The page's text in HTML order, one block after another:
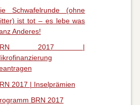
Schwafelrunde (ohne
ist tot – es lebe was
Anderes!
2017 |
2017 | Inselprämien
BRN 2017